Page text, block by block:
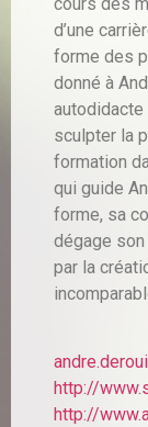
d’une
forme des
donné à
autodidacte
sculpter la
formation
qui guide
forme, sa
dégage son
par la
http://
http://